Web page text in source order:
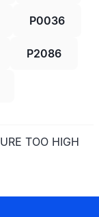
P0036
P2086
TOO HIGH